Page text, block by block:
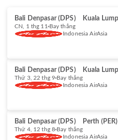
Bali Denpasar (DPS) Kuala
CN, 1 thg 11 Bay thẳng
Indonesia AirAsia
Bali Denpasar (DPS) Kuala
Thứ 3, 22 thg 9 Bay thẳng
Indonesia AirAsia
Bali Denpasar (DPS) Perth (PER)
Thứ 4, 12 thg 8 Bay thẳng
Indonesia AirAsia